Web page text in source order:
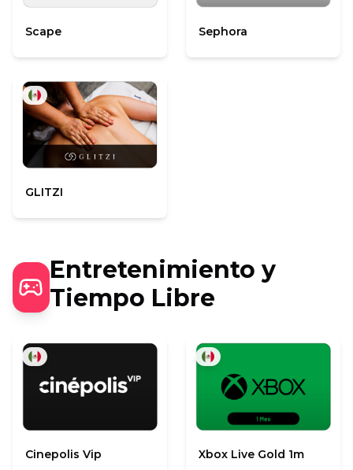
Scape Sephora
GLITZI
Entretenimiento y
Tiempo Libre
Cinepolis Vip Xbox Live Gold 1m